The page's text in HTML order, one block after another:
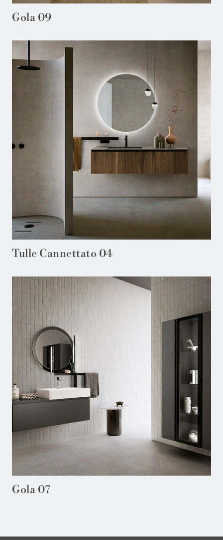
Gola 09
Tulle Cannettato 04
Gola 07